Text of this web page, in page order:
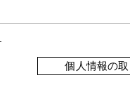
個人情報の